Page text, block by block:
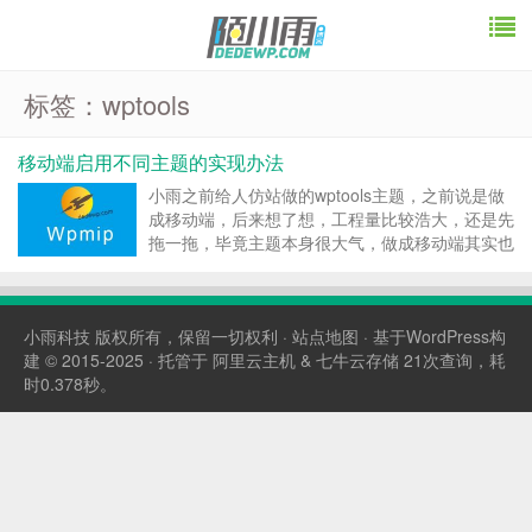
标签：wptools
移动端启用不同主题的实现办法
小雨之前给人仿站做的wptools主题，之前说是做
成移动端，后来想了想，工程量比较浩大，还是先
拖一拖，毕竟主题本身很大气，做成移动端其实也
用不同主题呢？ 小雨在轩枫阁那里找到了答案，
的，代码...
小雨科技 版权所有，保留一切权利 · 站点地图 · 基于WordPress构
建 © 2015-2025 · 托管于 阿里云主机 & 七牛云存储 21次查询，耗
时0.378秒。